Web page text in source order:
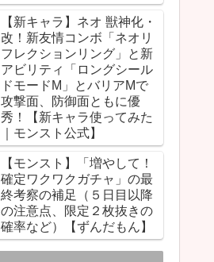
【新キャラ】ネオ 獣神化・
改！新友情コンボ「ネオリ
フレクションリング」と新
アビリティ「ロングシール
ドモードM」とバリアMで
攻撃面、防御面ともに優
秀！【新キャラ使ってみた
｜モンスト公式】
【モンスト】「増やして！
確定ワクワクガチャ」の最
終考察の補足（５日目以降
の注意点、限定２枚抜きの
確率など）【ずんだもん】